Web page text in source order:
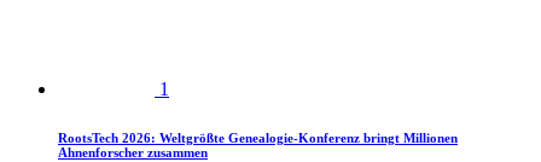
1
RootsTech 2026: Weltgrößte Genealogie-Konferenz bringt Millionen
Ahnenforscher zusammen